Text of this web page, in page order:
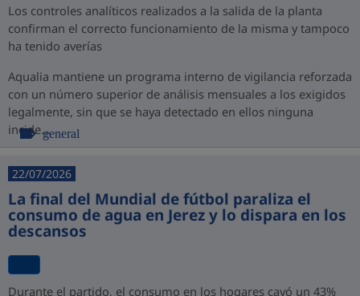
Los controles analíticos realizados a la salida de la planta
confirman el correcto funcionamiento de la misma y tampoco
ha tenido averías
Aqualia mantiene un programa interno de vigilancia reforzada
con un número superior de análisis mensuales a los exigidos
legalmente, sin que se haya detectado en ellos ninguna
incide...general
22/07/2026
La final del Mundial de fútbol paraliza el
consumo de agua en Jerez y lo dispara en los
descansos
Durante el partido, el consumo en los hogares cayó un 43%